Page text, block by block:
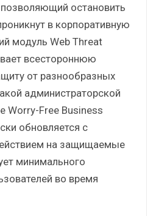
позволяющий остановить
в корпоративную
модуль Web Threat
всестороннюю
от разнообразных
администраторской
Worry-Free Business
обновляется с
на защищаемые
минимального
во время